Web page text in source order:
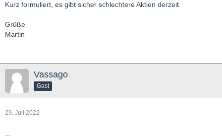
Kurz formuliert, es gibt sicher schlechtere Aktien derzeit.
Grüße
Martin
Vassago
Gast
29. Juli 2022
...